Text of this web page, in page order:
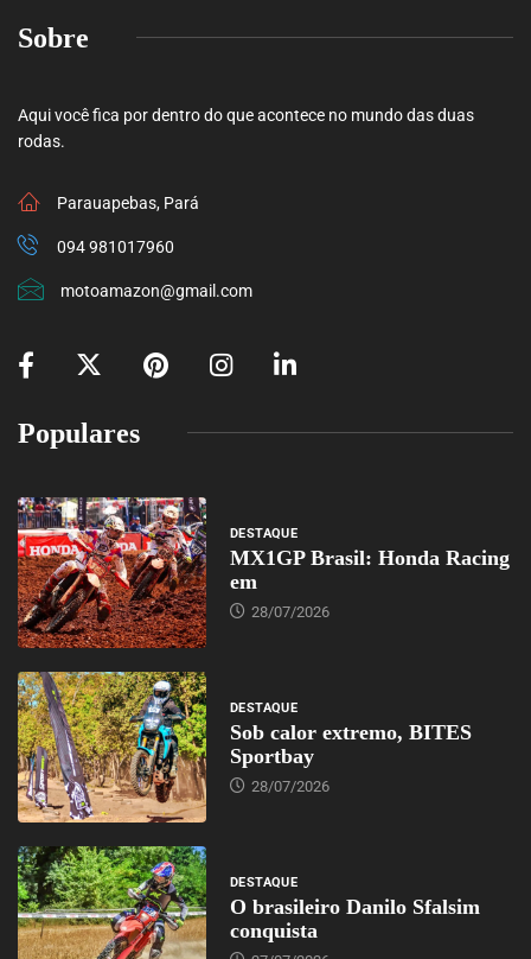
Sobre
Aqui você fica por dentro do que acontece no mundo das duas
rodas.
Parauapebas, Pará
094 981017960
motoamazon@gmail.com
Populares
DESTAQUE
MX1GP Brasil: Honda Racing
em
28/07/2026
DESTAQUE
Sob calor extremo, BITES
Sportbay
28/07/2026
DESTAQUE
O brasileiro Danilo Sfalsim
conquista